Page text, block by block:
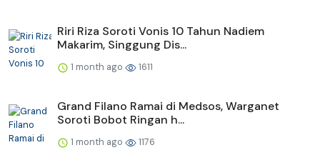
Riri Riza Soroti Vonis 10 Tahun Nadiem
Makarim, Singgung Dis...
1 month ago 1611
Grand Filano Ramai di Medsos, Warganet
Soroti Bobot Ringan h...
1 month ago 1176